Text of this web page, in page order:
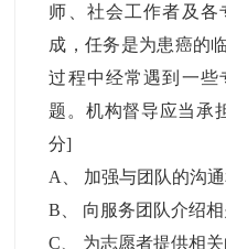
师、社会工作者及各
成，任务是为患癌的
过程中经常遇到一些
题。机构督导应当承
分]
A
加强与团队的沟
B
向服务团队介绍
C
为志愿者提供相